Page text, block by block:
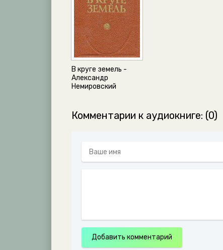
В круге земель -
Александр
Немировский
Комментарии к аудиокниге: (0)
Добавить комментарий